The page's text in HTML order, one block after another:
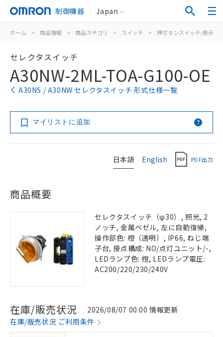
制御機器 Japan
ホーム > 商品情報 > 商品カテゴリ > スイッチ > 押ボタンスイッチ/表示灯
セレクタスイッチ
A30NW-2ML-TOA-G100-OE
A30NS / A30NW セレクタスイッチ 形式仕様一覧
マイリストに追加
日本語 English PDF出力
商品概要
セレクタスイッチ（φ30）, 照光, 2
ノッチ, 金属ベゼル, 左に自動復帰,
操作部色: 橙（透明）, IP66, ねじ端
子台, 接点構成: NO/点灯ユニット/-,
LEDランプ色: 橙, LEDランプ電圧:
AC200/220/230/240V
在庫/販売状況
2026/08/07 00:00 情報更新
在庫/販売状況 ご利用条件